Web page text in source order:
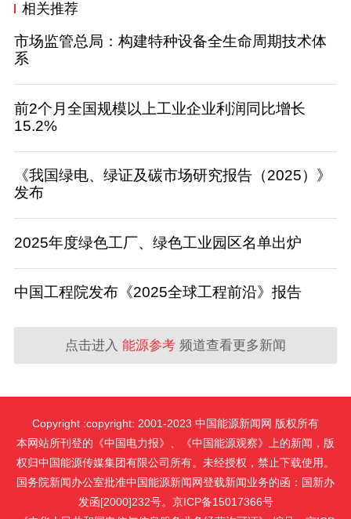
相关推荐
市场监管总局：构建特种设备全生命周期技术体
系
前2个月全国规模以上工业企业利润同比增长
15.2%
《我国绿电、绿证及碳市场研究报告（2025）》
发布
2025年度绿色工厂、绿色工业园区名单出炉
中国工程院发布《2025全球工程前沿》报告
点击进入 能源参考 频道查看更多新闻
Copyright :copyright: 2001-2023 中国能源新闻网 版权所有
本网站所刊登的《中国电力报》、《中国能源观察》上的新闻，版
权归中国能源传媒集团有限公司所有。未经授权，禁止下载使用。
国务院新闻办公室批准中国能源新闻网登载新闻业务的函：国新办
发函[2000]232号。京ICP备15017366号